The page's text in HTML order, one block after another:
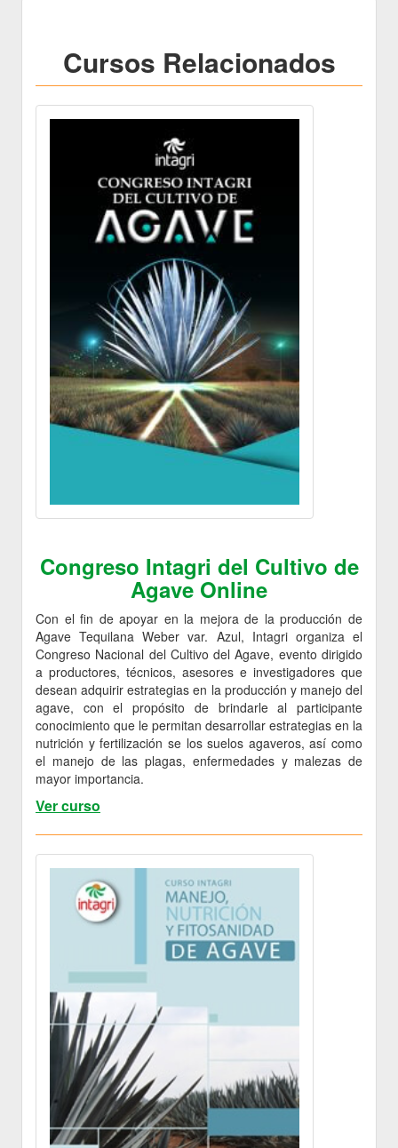
Cursos Relacionados
Congreso Intagri del Cultivo de
Agave Online
Con el fin de apoyar en la mejora de la producción de
Agave Tequilana Weber var. Azul, Intagri organiza el
Congreso Nacional del Cultivo del Agave, evento dirigido
a productores, técnicos, asesores e investigadores que
desean adquirir estrategias en la producción y manejo del
agave, con el propósito de brindarle al participante
conocimiento que le permitan desarrollar estrategias en la
nutrición y fertilización se los suelos agaveros, así como
el manejo de las plagas, enfermedades y malezas de
mayor importancia.
Ver curso